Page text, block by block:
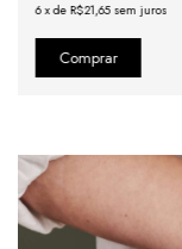
6 xde R$21,65 sem juros